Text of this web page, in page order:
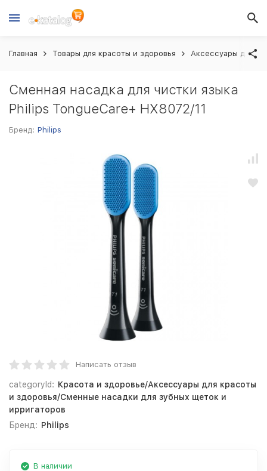
Главная Товары для красоты и здоровья Аксессуары для
Сменная насадка для чистки языка
Philips TongueCare+ HX8072/11
Бренд: Philips
Написать отзыв
categoryId: Красота и здоровье/Аксессуары для красоты
и здоровья/Сменные насадки для зубных щеток и
ирригаторов
Бренд: Philips
В наличии